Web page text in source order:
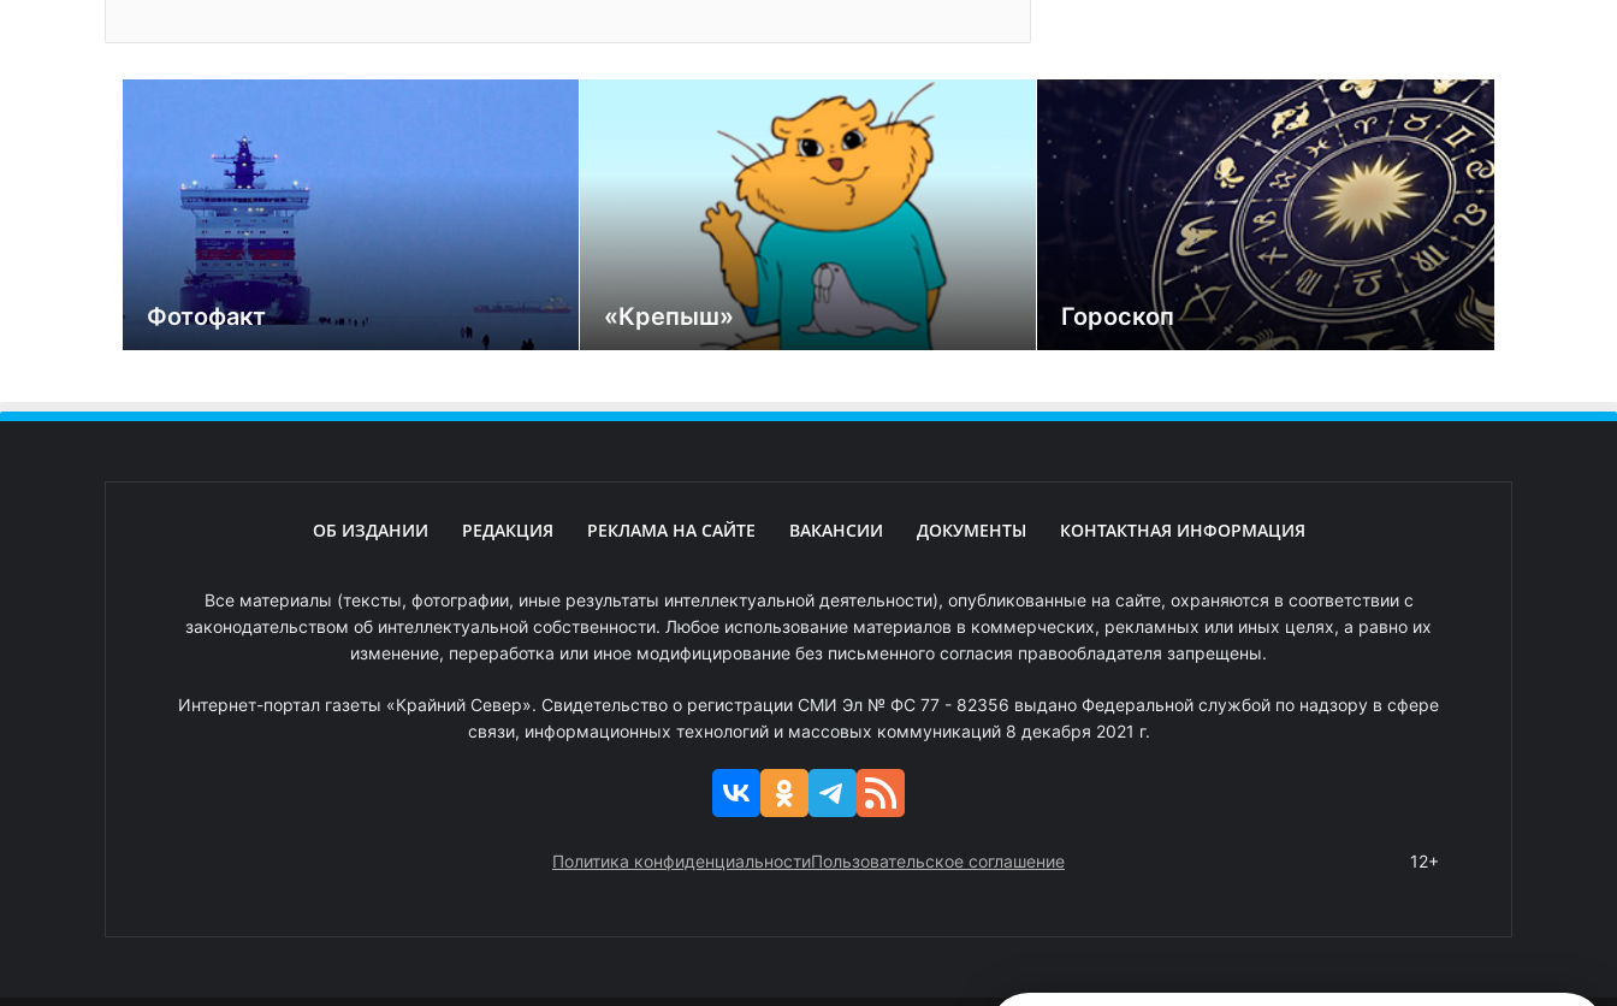
Фотофакт «Крепыш» Гороскоп
ОБ ИЗДАНИИ РЕДАКЦИЯ РЕКЛАМА НА САЙТЕ ВАКАНСИИ ДОКУМЕНТЫ КОНТАКТНАЯ ИНФОРМАЦИЯ
Все материалы (тексты, фотографии, иные результаты интеллектуальной деятельности), опубликованные на сайте, охраняются в соответствии с
законодательством об интеллектуальной собственности. Любое использование материалов в коммерческих, рекламных или иных целях, а равно их
изменение, переработка или иное модифицирование без письменного согласия правообладателя запрещены.
Интернет-портал газеты «Крайний Север». Свидетельство о регистрации СМИ Эл № ФС 77 - 82356 выдано Федеральной службой по надзору в сфере
связи, информационных технологий и массовых коммуникаций 8 декабря 2021 г.
Политика конфиденциальностиПользовательское соглашение 12+